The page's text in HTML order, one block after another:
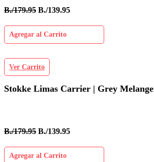
B./179.95 B./139.95
Agregar al Carrito
Ver Carrito
Stokke Limas Carrier | Grey Melange
B./179.95 B./139.95
Agregar al Carrito